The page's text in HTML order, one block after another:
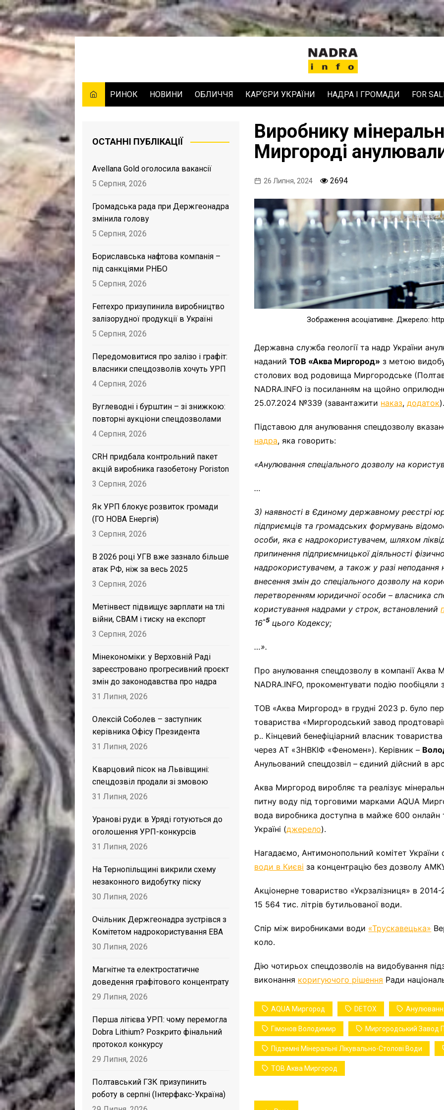
Skip
to
РИНОК НОВИНИ ОБЛИЧЧЯ КАРʼЄРИ УКРАЇНИ НАДРА І ГРОМАДИ FOR
Виробнику
Миргороді
26 Липня, 2024 2694
Зображення асоціативне. Джерело:
Державна служба геології та надр України
наданийТОВ «Аква Миргород» з метою
столових вод родовища Миргородське
NADRA.INFO із посиланням на щойно
25.07.2024 №339 (завантажити наказ,додаток
Підставою для анулювання спецдозволу
надра, яка говорить:
«Анулювання спеціального дозволу на
…
3) наявності в Єдиному державному реєстрі
підприємців та громадських формувань
особи, яка є надрокористувачем, шляхом
припинення підприємницької діяльності
надрокористувачем, а також у разі
внесення змін до спеціального дозволу на
перетворенням юридичної особи – власника
користування надрами у строк, встановлений
16-5 цього Кодексу;
…».
Про анулювання спецдозволу в компанії Аква
NADRA.INFO, прокоментувати подію пообіцяли
ТОВ «Аква Миргород» в грудні 2023 р. було
товариства «Миргородський завод
р.. Кінцевий бенефіціарний власник
через АТ «ЗНВКІФ «Феномен»). Керівник –
Анульований спецдозвіл – єдиний дійсний в
Аква Миргород виробляє та реалізує
питну воду під торговими марками AQUA
вода виробника доступна в майже 600 онлайн
Україні (джерело).
Нагадаємо, Антимонопольний комітет України
води в Києві за концентрацію без дозволу
Акціонерне товариство «Укрзалізниця» в
15 564 тис. літрів бутильованої води.
Спір між виробниками води «Трускавецька»
коло.
Дію чотирьох спецдозволів на видобування
виконання коригуючого рішення Ради
AQUA Миргород DETOX
Гімонов Володимир Миргородський Завод
Підземні Мінеральні Лікувально-Столові Води
ТОВ Аква Миргород
ОСТАННІ ПУБЛІКАЦІЇ
Avellana Gold оголосила вакансії
5 Серпня, 2026
Громадська рада при Держгеонадра
змінила голову
5 Серпня, 2026
Бориславська нафтова компанія –
під санкціями РНБО
5 Серпня, 2026
Ferrexpo призупинила виробництво
залізорудної продукції в Україні
5 Серпня, 2026
Передомовитися про залізо і графіт:
власники спецдозволів хочуть УРП
4 Серпня, 2026
Вуглеводні і бурштин – зі знижкою:
повторні аукціони спецдозволами
4 Серпня, 2026
CRH придбала контрольний пакет
акцій виробника газобетону Poriston
3 Серпня, 2026
Як УРП блокує розвиток громади
(ГО НОВА Енергія)
3 Серпня, 2026
В 2026 році УГВ вже зазнало більше
атак РФ, ніж за весь 2025
3 Серпня, 2026
Метінвест підвищує зарплати на тлі
війни, CBAM і тиску на експорт
3 Серпня, 2026
Мінекономіки: у Верховній Раді
зареєстровано прогресивний проєкт
змін до законодавства про надра
31 Липня, 2026
Олексій Соболев – заступник
керівника Офісу Президента
31 Липня, 2026
Кварцовий пісок на Львівщині:
спецдозвіл продали зі змовою
31 Липня, 2026
Уранові руди: в Уряді готуються до
оголошення УРП-конкурсів
31 Липня, 2026
На Тернопільщині викрили схему
незаконного видобутку піску
30 Липня, 2026
Очільник Держгеонадра зустрівся з
Комітетом надрокористування EBA
30 Липня, 2026
Магнітне та електростатичне
доведення графітового концентрату
29 Липня, 2026
Перша літієва УРП: чому перемогла
Dobra Lithium? Розкрито фінальний
протокол конкурсу
29 Липня, 2026
Полтавський ГЗК призупинить
роботу в серпні (Інтерфакс-Україна)